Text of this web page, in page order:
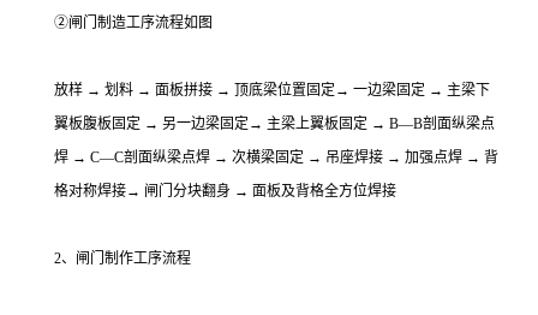
②闸门制造工序流程如图
放样 → 划料 → 面板拼接 → 顶底梁位置固定→ 一边梁固定 → 主梁下
翼板腹板固定 → 另一边梁固定→ 主梁上翼板固定 → B—B剖面纵梁点
焊 → C—C剖面纵梁点焊 → 次横梁固定 → 吊座焊接 → 加强点焊 → 背
格对称焊接→ 闸门分块翻身 → 面板及背格全方位焊接
2、闸门制作工序流程